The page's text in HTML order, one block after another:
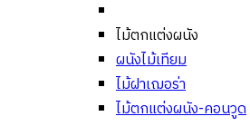
ไม้ตกแต่งผนัง
ผนังไม้เทียม
ไม้ฝาเฌอร่า
ไม้ตกแต่งผนัง-คอนวูด